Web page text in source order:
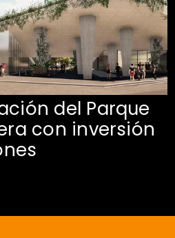
del Parque
con inversión